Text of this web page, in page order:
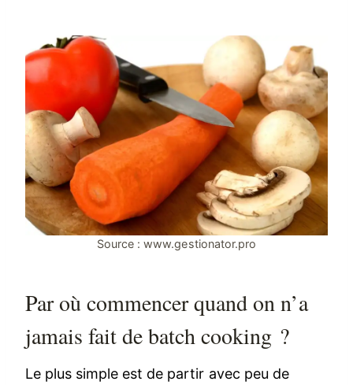
Source : www.gestionator.pro
Par où commencer quand on n’a
jamais fait de batch cooking ?
Le plus simple est de partir avec peu de